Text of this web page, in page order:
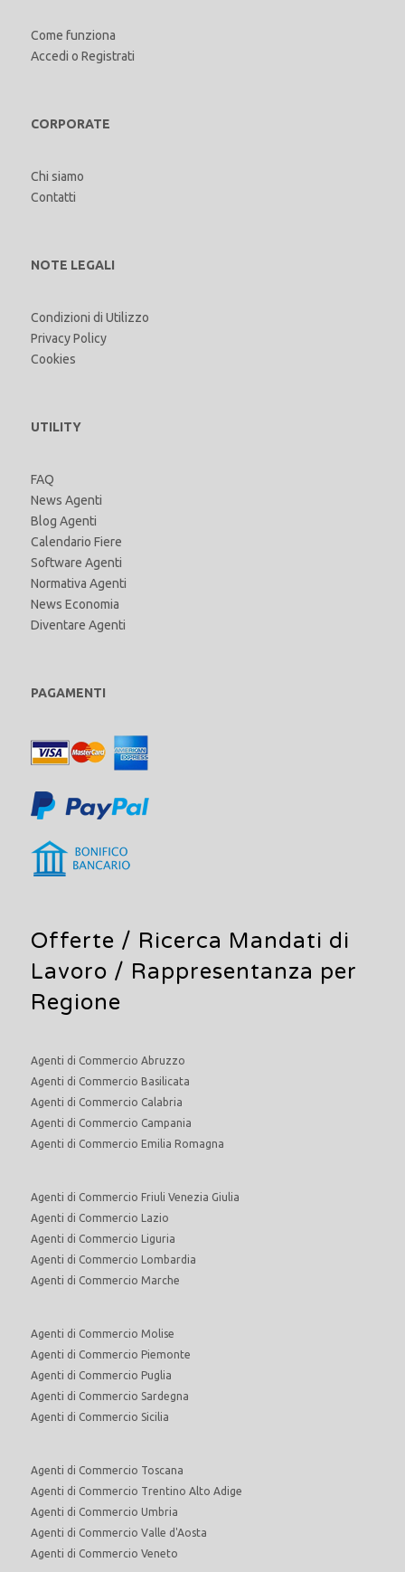
Come funziona
Accedi o Registrati
CORPORATE
Chi siamo
Contatti
NOTE LEGALI
Condizioni di Utilizzo
Privacy Policy
Cookies
UTILITY
FAQ
News Agenti
Blog Agenti
Calendario Fiere
Software Agenti
Normativa Agenti
News Economia
Diventare Agenti
PAGAMENTI
Offerte / Ricerca Mandati di
Lavoro / Rappresentanza per
Regione
Agenti di Commercio Abruzzo
Agenti di Commercio Basilicata
Agenti di Commercio Calabria
Agenti di Commercio Campania
Agenti di Commercio Emilia Romagna
Agenti di Commercio Friuli Venezia Giulia
Agenti di Commercio Lazio
Agenti di Commercio Liguria
Agenti di Commercio Lombardia
Agenti di Commercio Marche
Agenti di Commercio Molise
Agenti di Commercio Piemonte
Agenti di Commercio Puglia
Agenti di Commercio Sardegna
Agenti di Commercio Sicilia
Agenti di Commercio Toscana
Agenti di Commercio Trentino Alto Adige
Agenti di Commercio Umbria
Agenti di Commercio Valle d'Aosta
Agenti di Commercio Veneto